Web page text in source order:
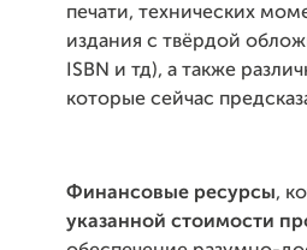
печати, технических
издания с твёрдой
ISBN и тд), а также
которые сейчас
Финансовые ресурсы,
указанной стоимости